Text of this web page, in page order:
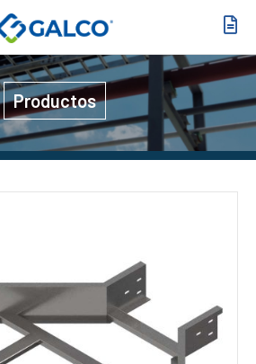
Productos